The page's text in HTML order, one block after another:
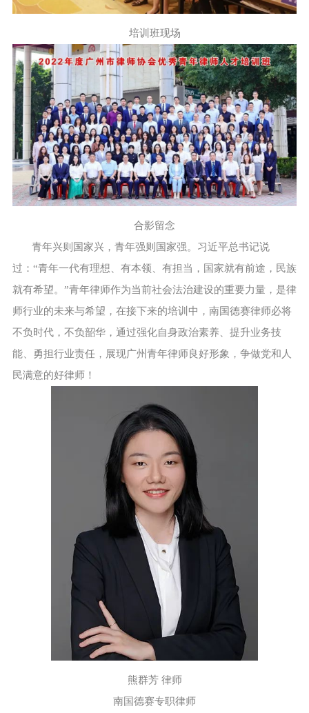
培训班现场
合影留念
青年兴则国家兴，青年强则国家强。习近平总书记说
过：“青年一代有理想、有本领、有担当，国家就有前途，民族
就有希望。”青年律师作为当前社会法治建设的重要力量，是律
师行业的未来与希望，在接下来的培训中，南国德赛律师必将
不负时代，不负韶华，通过强化自身政治素养、提升业务技
能、勇担行业责任，展现广州青年律师良好形象，争做党和人
民满意的好律师！
熊群芳 律师
南国德赛专职律师